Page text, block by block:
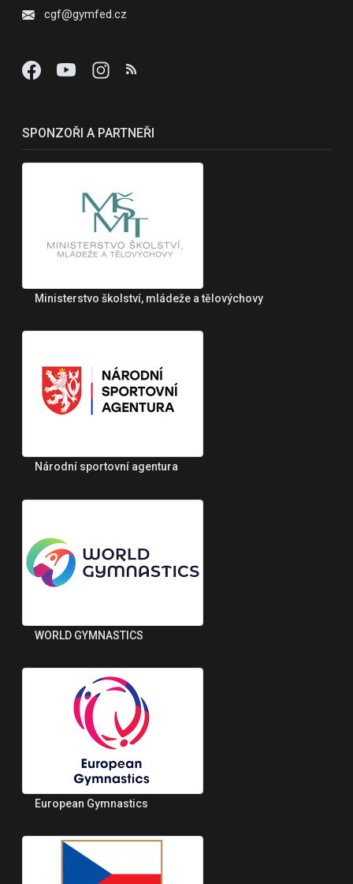
cgf@gymfed.cz
SPONZOŘI A PARTNEŘI
Ministerstvo školství, mládeže a tělovýchovy
Národní sportovní agentura
WORLD GYMNASTICS
European Gymnastics